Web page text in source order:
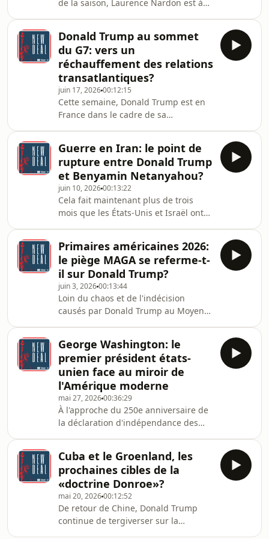
Mexique.Ce mardi 30 juin, la France
s'est qualifiée pour les h
de la saison, Laurence Nardon est à
beaucoup à dire, entre les mauvais
chiffres de Donald Trump dans les
sondages et les récents
développements en matière de
politique étrangère. Mais nous avons
choisi de nous pencher cette semaine
sur deux événements, ou plutôt deux
célébrations, orga
Donald Trump au sommet
du G7: vers un
réchauffement des relations
transatlantiques?
juin 17, 202600:12:15
Cette semaine, Donald Trump est en
France dans le cadre de sa
où se tient la rencontre, le président
états-unien s'est montré très satisfait
de la conclusion de son «deal», ou
plutôt d'un protocole d'accord, avec
l'Iran. La réouverture du détroit
d'Ormuz, entre autres, serait déjà
prévue. Mais à quel prix?Si le prix du
Guerre en Iran: le point de
rupture entre Donald Trump
et Benyamin Netanyahou?
juin 10, 202600:13:22
Cela fait maintenant plus de trois
mois que les États-Unis et Israël ont
épisode de New Deal, mercredi 10
juin, la situation oscillait entre
l'enlisement et la reprise des
hostilités.Même si les négociations de
paix se poursuivent, les perspectives
d'un succès américano-israélien
rapide sont faibles. Quant au cessez-
le-feu
Primaires américaines 2026:
le piège MAGA se referme-t-
il sur Donald Trump?
juin 3, 202600:13:44
Loin du chaos et de l'indécision
causés par Donald Trump au Moyen-
celle des primaires pour les élections
de mi-mandat (midterms). Partout
dans le pays, les électeurs et
électrices sélectionnent les
candidat·es qui les représenteront en
novembre prochain. Ce mardi 2 juin,
c'était une étape importante de ces
primaires: on vo
George Washington: le
premier président états-
unien face au miroir de
l'Amérique moderne
mai 27, 202600:36:29
À l'approche du 250e anniversaire de
la déclaration d'indépendance des
américain (1789-1797), fascine
toujours autant qu'elle interroge.
Comment cet homme, qui a d'abord
servi fidèlement la Couronne
britannique, en est-il venu à mener la
rébellion contre le roi George III?
Comment a-t-il réussi à inventer et
Cuba et le Groenland, les
prochaines cibles de la
«doctrine Donroe»?
mai 20, 202600:12:52
De retour de Chine, Donald Trump
continue de tergiverser sur la